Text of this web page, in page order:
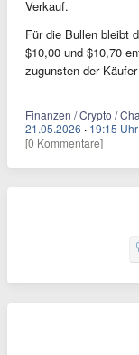
Verkauf.
Für die Bullen bleibt
$10,00 und $10,70
zugunsten der
Finanzen / Crypto /
21.05.2026 · 19:15 Uhr
[0 Kommentare]